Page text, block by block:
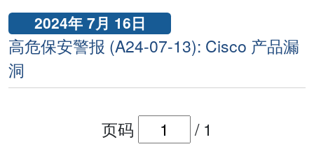
2024年 7月 16日
高危保安警报 (A24-07-13): Cisco 产品漏
洞
页码 / 1